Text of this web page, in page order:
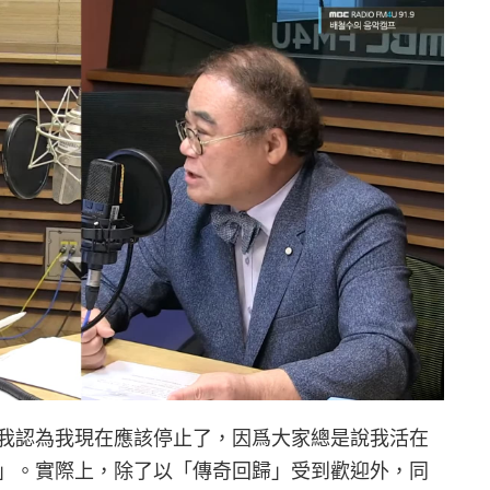
認為我現在應該停止了，因爲大家總是說我活在
。實際上，除了以「傳奇回歸」受到歡迎外，同